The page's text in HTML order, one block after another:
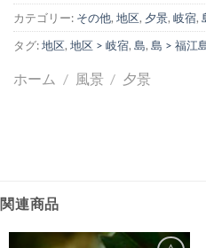
カテゴリー: その他, 地区, 夕景, 岐宿,
タグ:地区, 地区 > 岐宿, 島, 島 > 福江
ホーム / 風景 / 夕景
関連商品